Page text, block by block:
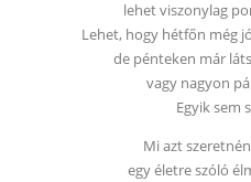
lehet viszonylag
Lehet, hogy hétfőn még
de pénteken már
vagy nagyon
Egyik sem
Mi azt
egy életre szóló